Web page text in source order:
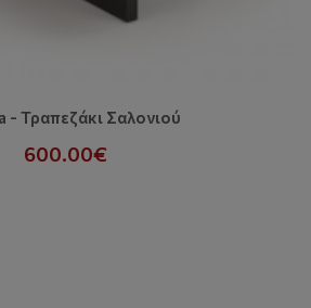
- Τραπεζάκι Σαλονιού
600.00€